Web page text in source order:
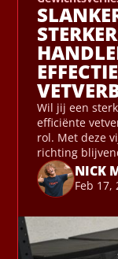
Wil jij een
efficiënte
rol. Met deze
richting
NICK
Feb 17,